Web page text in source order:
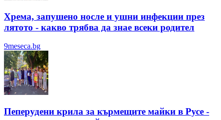
Хрема, запушено носле и ушни инфекции през
лятотo - какво трябва да знае всеки родител
9meseca.bg
Пеперудени крила за кърмещите майки в Русе -